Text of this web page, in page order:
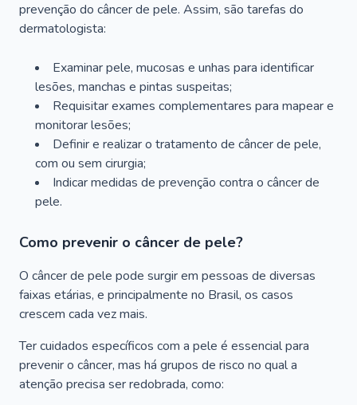
prevenção do câncer de pele. Assim, são tarefas do
dermatologista:
Examinar pele, mucosas e unhas para identificar
lesões, manchas e pintas suspeitas;
Requisitar exames complementares para mapear e
monitorar lesões;
Definir e realizar o tratamento de câncer de pele,
com ou sem cirurgia;
Indicar medidas de prevenção contra o câncer de
pele.
Como prevenir o câncer de pele?
O câncer de pele pode surgir em pessoas de diversas
faixas etárias, e principalmente no Brasil, os casos
crescem cada vez mais.
Ter cuidados específicos com a pele é essencial para
prevenir o câncer, mas há grupos de risco no qual a
atenção precisa ser redobrada, como: